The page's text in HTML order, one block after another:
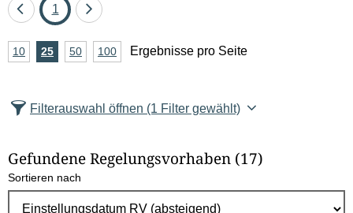
Eine
zurück
Seite
1
Eine
vor
A
z
l
E
10Ergebnisse
25Ergebnisse
50Ergebnisse
100Ergebnisse
Ergebnisse pro Seite
Filterauswahl öffnen (1 Filter gewählt)
Gefundene Regelungsvorhaben (17)
Sortieren nach